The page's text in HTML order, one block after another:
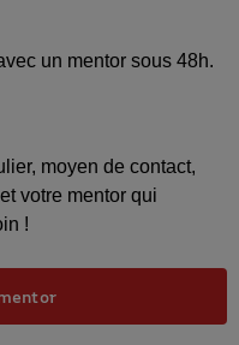
un mentor sous 48h.
moyen de contact,
votre mentor qui
!